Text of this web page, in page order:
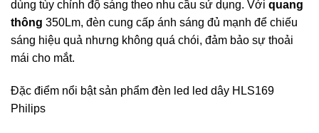
dùng tùy chỉnh độ sáng theo nhu cầu sử dụng. Với quang
thông 350Lm, đèn cung cấp ánh sáng đủ mạnh để chiếu
sáng hiệu quả nhưng không quá chói, đảm bảo sự thoải
mái cho mắt.
Đặc điểm nổi bật sản phẩm đèn led led dây HLS169
Philips